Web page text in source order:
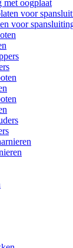
met oogplaat
voor